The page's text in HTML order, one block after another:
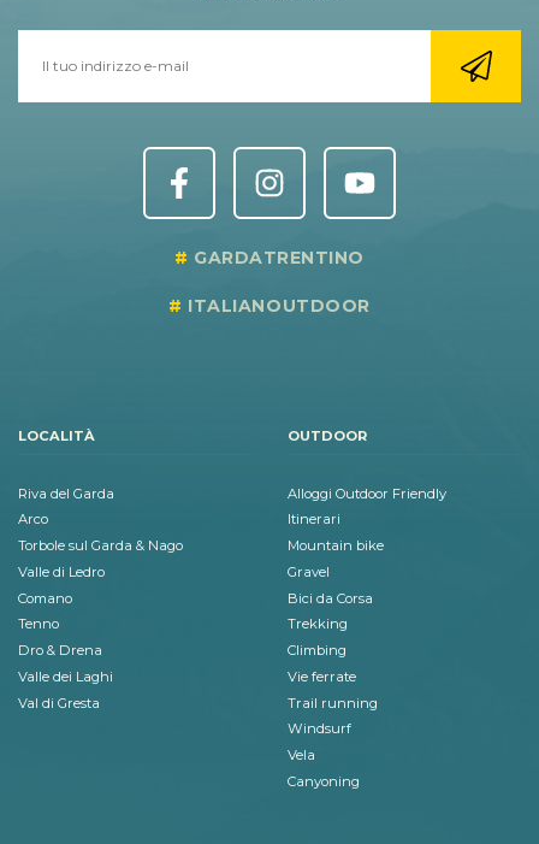
GARDATRENTINO
ITALIANOUTDOOR
LOCALITÀ
Riva del Garda
Arco
Torbole sul Garda & Nago
Valle di Ledro
Comano
Tenno
Dro & Drena
Valle dei Laghi
Val di Gresta
OUTDOOR
Alloggi Outdoor Friendly
Itinerari
Mountain bike
Gravel
Bici da Corsa
Trekking
Climbing
Vie ferrate
Trail running
Windsurf
Vela
Canyoning